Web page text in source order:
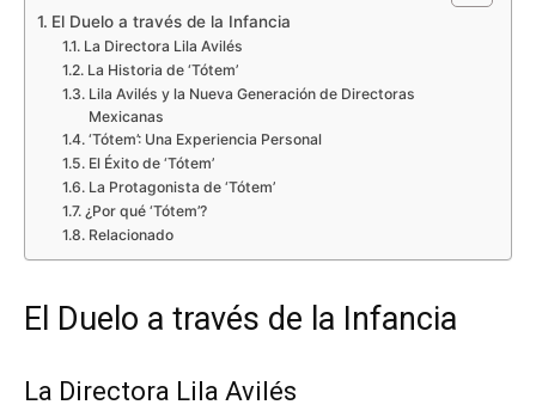
El Duelo a través de la Infancia
La Directora Lila Avilés
La Historia de ‘Tótem’
Lila Avilés y la Nueva Generación de Directoras
Mexicanas
‘Tótem’: Una Experiencia Personal
El Éxito de ‘Tótem’
La Protagonista de ‘Tótem’
¿Por qué ‘Tótem’?
Relacionado
El Duelo a través de la Infancia
La Directora Lila Avilés